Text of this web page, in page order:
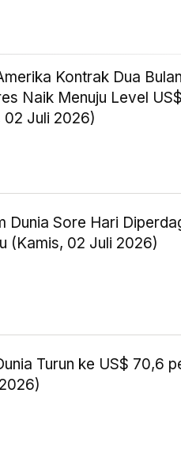
Kontrak Dua
Naik Menuju Level
02 Juli 2026)
Dunia Sore Hari
(Kamis, 02 Juli 2026)
Turun ke US$ 70,6